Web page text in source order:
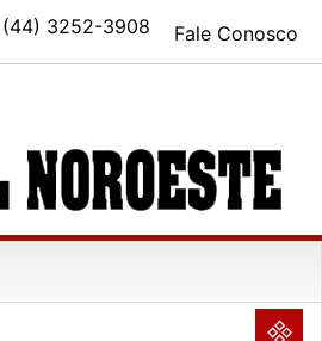
Fale Conosco
(44) 3252-3908
NULL